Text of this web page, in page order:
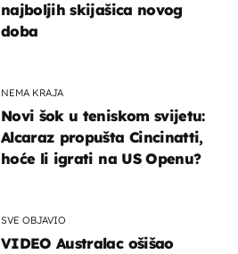
najboljih skijašica novog
doba
NEMA KRAJA
Novi šok u teniskom svijetu:
Alcaraz propušta Cincinatti,
hoće li igrati na US Openu?
SVE OBJAVIO
VIDEO Australac ošišao